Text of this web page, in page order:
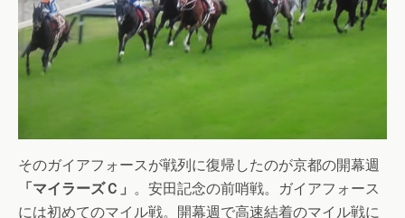
そのガイアフォースが戦列に復帰したのが京都の開幕週
「マイラーズＣ」 。安田記念の前哨戦。ガイアフォース
には初めてのマイル戦。開幕週で高速結着のマイル戦に